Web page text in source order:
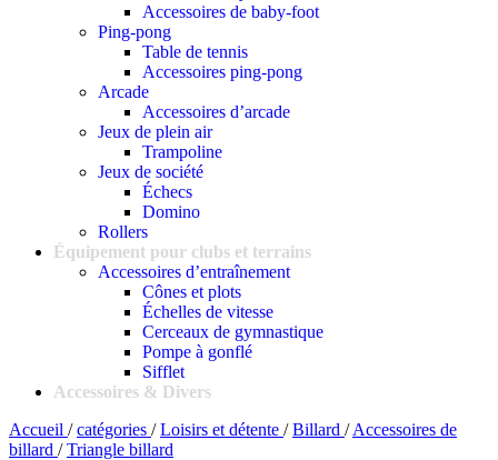
Accessoires de baby-foot
Ping-pong
Table de tennis
Accessoires ping-pong
Arcade
Accessoires d’arcade
Jeux de plein air
Trampoline
Jeux de société
Échecs
Domino
Rollers
Équipement pour clubs et terrains
Accessoires d’entraînement
Cônes et plots
Échelles de vitesse
Cerceaux de gymnastique
Pompe à gonflé
Sifflet
Accessoires & Divers
Accueil / catégories / Loisirs et détente / Billard / Accessoires de
billard / Triangle billard